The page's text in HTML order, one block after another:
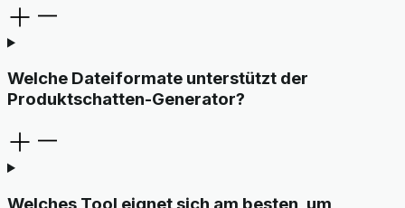
Welche Dateiformate unterstützt der
Produktschatten-Generator?
Welches Tool eignet sich am besten, um